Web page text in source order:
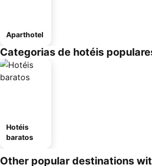
Aparthotel
Categorias de hotéis
Hotéis
baratos
Other popular destinations